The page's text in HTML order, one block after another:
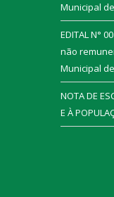
Municipal
EDITAL N°
não
Municipal
NOTA DE
E À